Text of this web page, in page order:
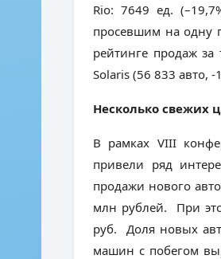
Rio: 7649 ед.
просевшим на одну
рейтинге продаж за
Solaris (56 833 авто,
Несколько свежих
В рамках VIII
привели ряд
продажи нового
млн рублей. При
руб. Доля новых
машин с побегом